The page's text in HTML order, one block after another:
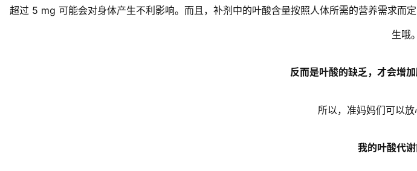
超过 5 mg 可能会对身体产生不利影响。而且，补剂中的叶酸含量按照人体所需的营养需求而
生哦。
反而是叶酸的缺乏，才会增
所以，准妈妈们可以
我的叶酸代